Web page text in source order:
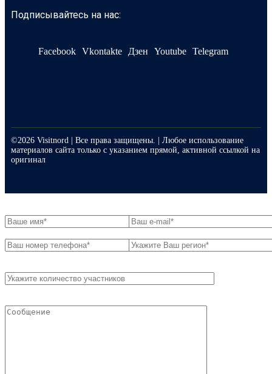
Подписывайтесь на нас:
Facebook Vkontakte Дзен Youtube Telegram
©2026 Visitnord | Все права защищены. | Любое использование
материалов сайта только с указанием прямой, активной ссылкой на
оригинал